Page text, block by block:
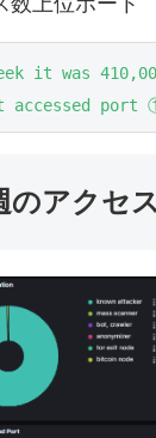
it was
accessed
のアクセ